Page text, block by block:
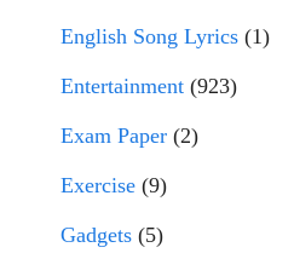
English Song Lyrics (1)
Entertainment (923)
Exam Paper (2)
Exercise (9)
Gadgets (5)